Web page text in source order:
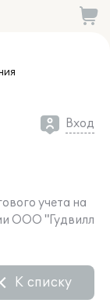
Вход
учета на
ООО "Гудвилл
К списку